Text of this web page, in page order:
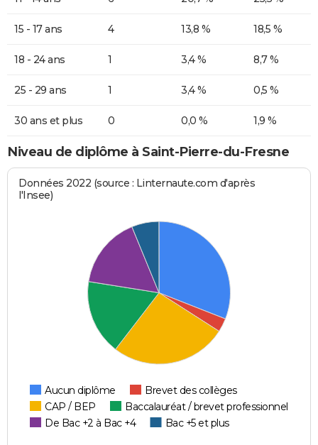
15 - 17 ans 4 13,8 % 18,5 %
18 - 24 ans 1 3,4 % 8,7 %
25 - 29 ans 1 3,4 % 0,5 %
30 ans et plus 0 0,0 % 1,9 %
Niveau de diplôme à Saint-Pierre-du-Fresne
Données 2022 (source : Linternaute.com d'après
l'Insee)
Aucun diplôme
Brevet des collèges
CAP / BEP
Baccalauréat / brevet professionnel
De Bac +2 à Bac +4
Bac +5 et plus